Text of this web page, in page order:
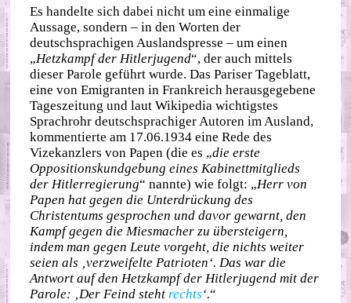
Es handelte sich dabei nicht um eine einmalige
Aussage, sondern – in den Worten der
deutschsprachigen Auslandspresse – um einen
„Hetzkampf der Hitlerjugend“, der auch mittels
dieser Parole geführt wurde. Das Pariser Tageblatt,
eine von Emigranten in Frankreich herausgegebene
Tageszeitung und laut Wikipedia wichtigstes
Sprachrohr deutschsprachiger Autoren im Ausland,
kommentierte am 17.06.1934 eine Rede des
Vizekanzlers von Papen (die es „die erste
Oppositionskundgebung eines Kabinettmitglieds
der Hitlerregierung“ nannte) wie folgt: „Herr von
Papen hat gegen die Unterdrückung des
Christentums gesprochen und davor gewarnt, den
Kampf gegen die Miesmacher zu übersteigern,
indem man gegen Leute vorgeht, die nichts weiter
seien als ‚verzweifelte Patrioten‘. Das war die
Antwort auf den Hetzkampf der Hitlerjugend mit der
Parole: ‚Der Feind stehtrechts‘.“